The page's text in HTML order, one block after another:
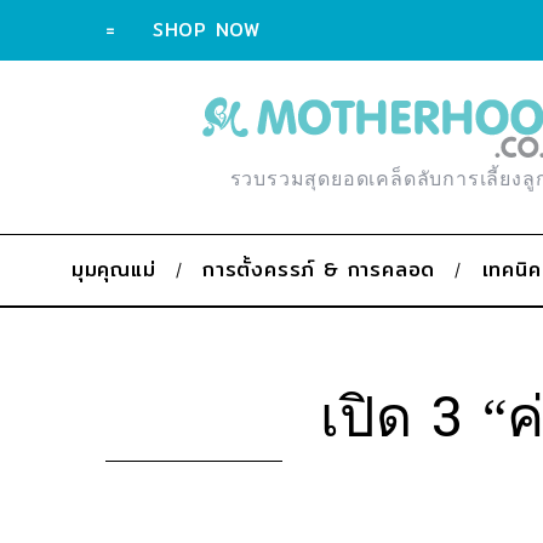
= SHOP NOW
รวบรวมสุดยอดเคล็ดลับการเลี้ยงลู
มุมคุณแม่ การตั้งครรภ์ & การคลอด เทคนิ
เปิด 3